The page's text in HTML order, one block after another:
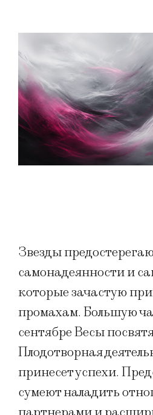
Звезды
самонадеянности и
которые зачастую
промахам. Большую
сентябре Весы
Плодотворная
принесет успехи.
сумеют наладить